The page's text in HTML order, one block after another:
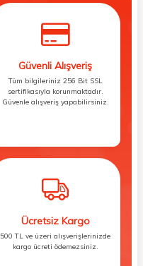
Güvenli Alışveriş
Tüm bilgileriniz 256 Bit SSL
sertifikasıyla korunmaktadır.
Güvenle alışveriş yapabilirsiniz.
Ücretsiz Kargo
500 TL ve üzeri alışverişlerinizde
kargo ücreti ödemezsiniz.